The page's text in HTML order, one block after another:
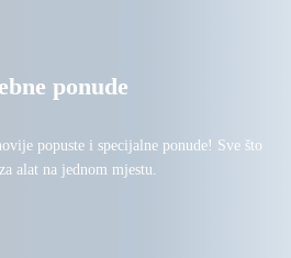
ponude
popuste i specijalne ponude! Sve što
alat na jednom mjestu.